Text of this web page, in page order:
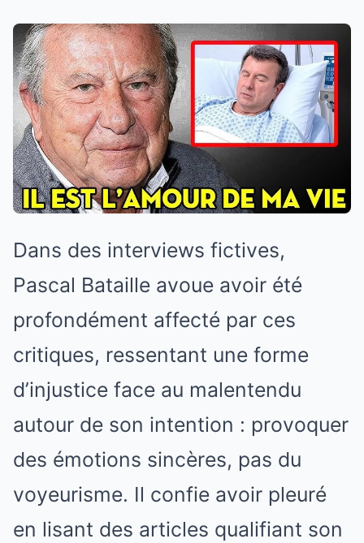
Dans des interviews fictives,
Pascal Bataille avoue avoir été
profondément affecté par ces
critiques, ressentant une forme
d’injustice face au malentendu
autour de son intention : provoquer
des émotions sincères, pas du
voyeurisme. Il confie avoir pleuré
en lisant des articles qualifiant son